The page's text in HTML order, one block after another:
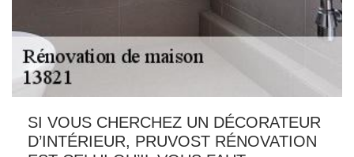
SI VOUS CHERCHEZ UN DÉCORATEUR
D’INTÉRIEUR, PRUVOST RÉNOVATION